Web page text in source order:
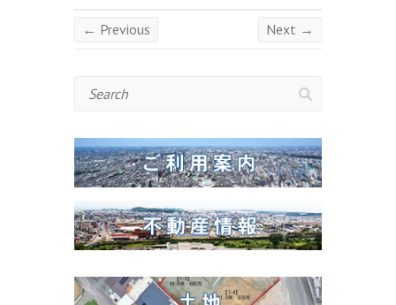
← Previous Next →
Search